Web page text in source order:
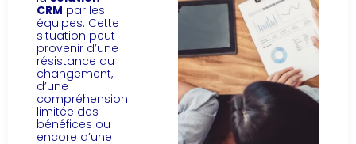
CRM par les
équipes. Cette
situation peut
provenir d’une
résistance au
changement,
d’une
compréhension
limitée des
bénéfices ou
encore d’une